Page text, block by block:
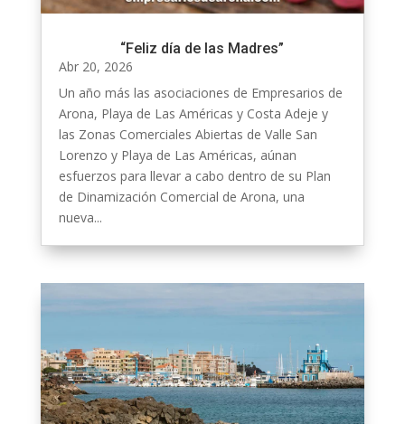
“Feliz día de las Madres”
Abr 20, 2026
Un año más las asociaciones de Empresarios de
Arona, Playa de Las Américas y Costa Adeje y
las Zonas Comerciales Abiertas de Valle San
Lorenzo y Playa de Las Américas, aúnan
esfuerzos para llevar a cabo dentro de su Plan
de Dinamización Comercial de Arona, una
nueva...